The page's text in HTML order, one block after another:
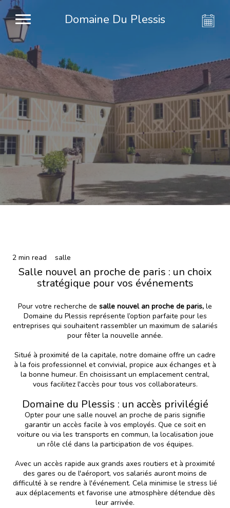
Domaine Du Plessis
2 min read salle
Salle nouvel an proche de paris : un choix
stratégique pour vos événements
Pour votre recherche de salle nouvel an proche de paris, le
Domaine du Plessis représente l’option parfaite pour les
entreprises qui souhaitent rassembler un maximum de salariés
pour fêter la nouvelle année.
Situé à proximité de la capitale, notre domaine offre un cadre
à la fois professionnel et convivial, propice aux échanges et à
la bonne humeur. En choisissant un emplacement central,
vous facilitez l'accès pour tous vos collaborateurs.
Domaine du Plessis : un accès privilégié
Opter pour une salle nouvel an proche de paris signifie
garantir un accès facile à vos employés. Que ce soit en
voiture ou via les transports en commun, la localisation joue
un rôle clé dans la participation de vos équipes.
Avec un accès rapide aux grands axes routiers et à proximité
des gares ou de l'aéroport, vos salariés auront moins de
difficulté à se rendre à l'événement. Cela minimise le stress lié
aux déplacements et favorise une atmosphère détendue dès
leur arrivée.